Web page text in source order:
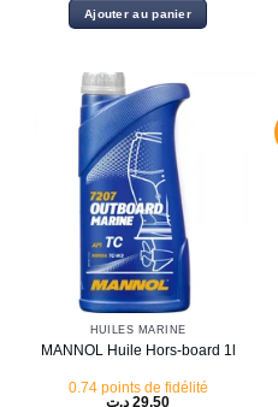
Ajouter au panier
HUILES MARINE
MANNOL Huile Hors-board 1l
0.74 points de fidélité
29.50 د.ت